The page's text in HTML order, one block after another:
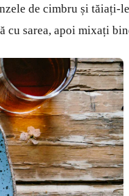
de cimbru și tăiați-le
cu sarea, apoi mixați